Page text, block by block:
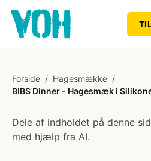
Forside / Hagesmække /
BIBS Dinner - Hagesmæk i
Dele af indholdet på denne
med hjælp fra AI.